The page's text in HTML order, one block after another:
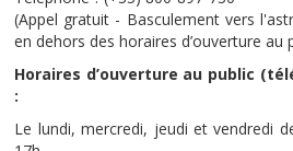
(Appel gratuit - Basculement vers
en dehors des horaires d’ouverture au
Horaires d’ouverture au public
:
Le lundi, mercredi, jeudi et vendredi